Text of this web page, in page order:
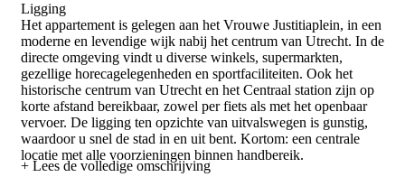
Ligging
Het appartement is gelegen aan het Vrouwe Justitiaplein, in een
moderne en levendige wijk nabij het centrum van Utrecht. In de
directe omgeving vindt u diverse winkels, supermarkten,
gezellige horecagelegenheden en sportfaciliteiten. Ook het
historische centrum van Utrecht en het Centraal station zijn op
korte afstand bereikbaar, zowel per fiets als met het openbaar
vervoer. De ligging ten opzichte van uitvalswegen is gunstig,
waardoor u snel de stad in en uit bent. Kortom: een centrale
locatie met alle voorzieningen binnen handbereik.
+ Lees de volledige omschrijving